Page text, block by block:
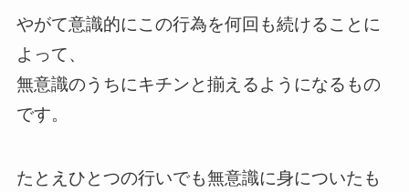
やがて意識的にこの行為を何回も続けることに
よって、
無意識のうちにキチンと揃えるようになるもの
です。
たとえひとつの行いでも無意識に身についたも